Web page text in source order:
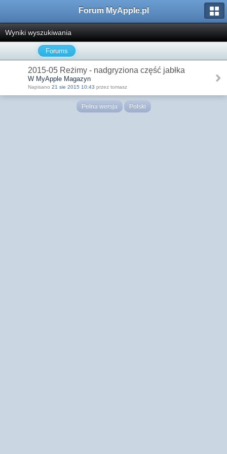
Forum MyApple.pl
Wyniki wyszukiwania
Forums
2015-05 Reżimy - nadgryziona część jabłka
W MyApple Magazyn
Napisano 21 sie 2015 10:43 przez tomasz
Pełna wersja Polski